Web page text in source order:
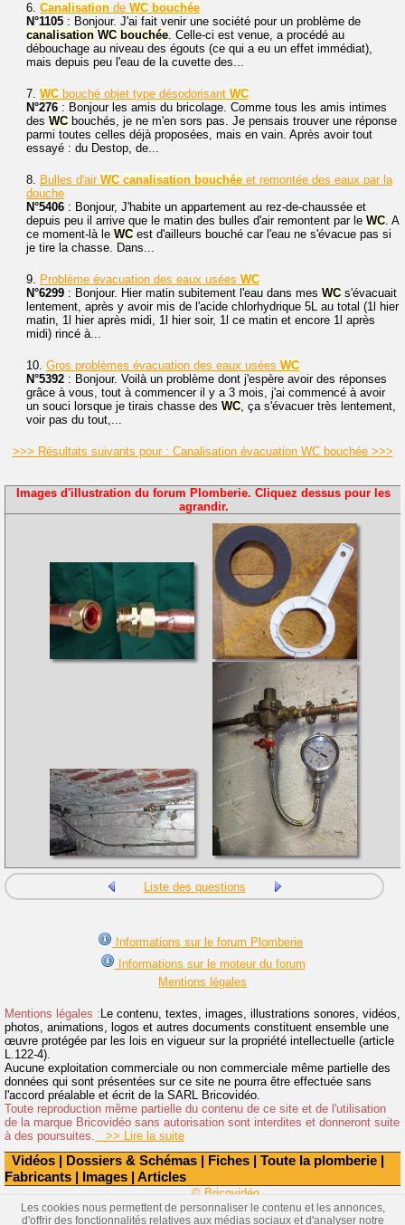
Vidéos | Dossiers & Schémas | Fiches | Toute la plomberie |
Fabricants | Images | Articles
6. Canalisation de WC bouchée
N°1105 : Bonjour. J'ai fait venir une société pour un problème de
canalisation WC bouchée. Celle-ci est venue, a procédé au
débouchage au niveau des égouts (ce qui a eu un effet immédiat),
mais depuis peu l'eau de la cuvette des...
7. WC bouché objet type désodorisant WC
N°276 : Bonjour les amis du bricolage. Comme tous les amis intimes
des WC bouchés, je ne m'en sors pas. Je pensais trouver une réponse
parmi toutes celles déjà proposées, mais en vain. Après avoir tout
essayé : du Destop, de...
8. Bulles d'air WC canalisation bouchée et remontée des eaux par la
douche
N°5406 : Bonjour, J'habite un appartement au rez-de-chaussée et
depuis peu il arrive que le matin des bulles d'air remontent par le WC. A
ce moment-là le WC est d'ailleurs bouché car l'eau ne s'évacue pas si
je tire la chasse. Dans...
9. Problème évacuation des eaux usées WC
N°6299 : Bonjour. Hier matin subitement l'eau dans mes WC s'évacuait
lentement, après y avoir mis de l'acide chlorhydrique 5L au total (1l hier
matin, 1l hier après midi, 1l hier soir, 1l ce matin et encore 1l après
midi) rincé à...
10. Gros problèmes évacuation des eaux usées WC
N°5392 : Bonjour. Voilà un problème dont j'espère avoir des réponses
grâce à vous, tout à commencer il y a 3 mois, j'ai commencé à avoir
un souci lorsque je tirais chasse des WC, ça s'évacuer très lentement,
voir pas du tout,...
>>> Résultats suivants pour : Canalisation évacuation WC bouchée >>>
Images d'illustration du forum Plomberie. Cliquez dessus pour les
agrandir.
Liste des questions
Informations sur le forum Plomberie
Informations sur le moteur du forum
Mentions légales
Mentions légales :Le contenu, textes, images, illustrations sonores, vidéos,
photos, animations, logos et autres documents constituent ensemble une
œuvre protégée par les lois en vigueur sur la propriété intellectuelle (article
L.122-4).
Aucune exploitation commerciale ou non commerciale même partielle des
données qui sont présentées sur ce site ne pourra être effectuée sans
l'accord préalable et écrit de la SARL Bricovidéo.
Toute reproduction même partielle du contenu de ce site et de l'utilisation
de la marque Bricovidéo sans autorisation sont interdites et donneront suite
à des poursuites.
>> Lire la suite
© Bricovidéo
Les cookies nous permettent de personnaliser le contenu et les annonces,
d'offrir des fonctionnalités relatives aux médias sociaux et d'analyser notre